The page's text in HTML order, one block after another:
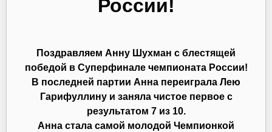
России!
Поздравляем Анну Шухман с блестящей
победой в Суперфинале чемпионата России!
В последней партии Анна переиграла Лею
Гарифуллину и заняла чистое первое с
результатом 7 из 10.
Анна стала самой молодой Чемпионкой